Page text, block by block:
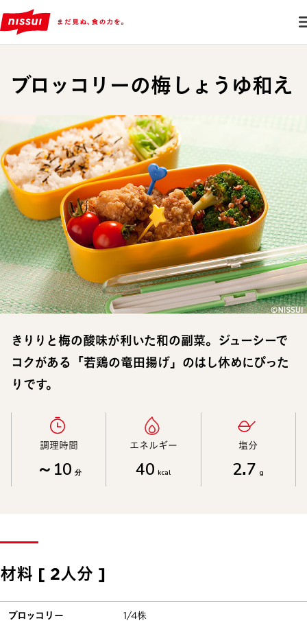
ブロッコリーの梅しょうゆ和え
きりりと梅の酸味が利いた和の副菜。ジューシーで
コクがある「若鶏の竜田揚げ」のはし休めにぴった
りです。
調理時間​
～10 分
エネルギー​
40 kcal
塩分​
2.7 g
材料 [ 2人分 ]
ブロッコリー 1/4株